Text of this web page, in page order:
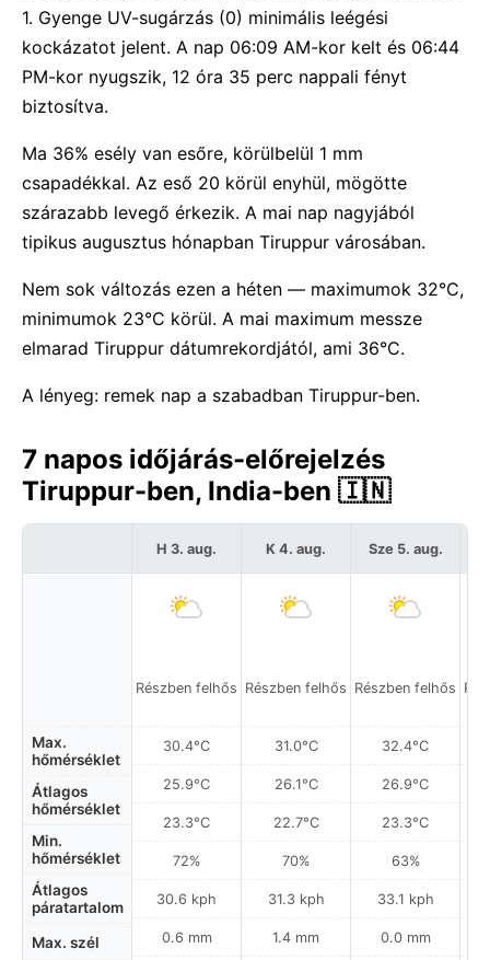
1. Gyenge UV-sugárzás (0) minimális leégési
kockázatot jelent. A nap 06:09 AM-kor kelt és 06:44
PM-kor nyugszik, 12 óra 35 perc nappali fényt
biztosítva.
Ma 36% esély van esőre, körülbelül 1 mm
csapadékkal. Az eső 20 körül enyhül, mögötte
szárazabb levegő érkezik. A mai nap nagyjából
tipikus augusztus hónapban Tiruppur városában.
Nem sok változás ezen a héten — maximumok 32°C,
minimumok 23°C körül. A mai maximum messze
elmarad Tiruppur dátumrekordjától, ami 36°C.
A lényeg: remek nap a szabadban Tiruppur-ben.
7 napos időjárás-előrejelzés
Tiruppur-ben, India-ben 🇮🇳
Max.
hőmérséklet
Átlagos
hőmérséklet
Min.
hőmérséklet
Átlagos
páratartalom
Max. szél
H 3. aug.
Részben felhős
30.4°C
25.9°C
23.3°C
72%
30.6 kph
0.6 mm
K 4. aug.
Részben felhős
31.0°C
26.1°C
22.7°C
70%
31.3 kph
1.4 mm
Sze 5. aug.
Részben felhős
32.4°C
26.9°C
23.3°C
63%
33.1 kph
0.0 mm